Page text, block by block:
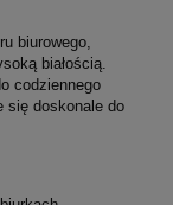
biurowego,
białością.
codziennego
się doskonale do